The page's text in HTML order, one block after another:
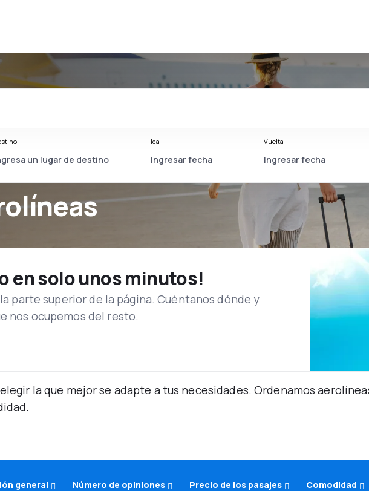
Ida Vuelta
en solo unos minutos!
parte superior de la página. Cuéntanos dónde y
nos ocupemos del resto.
la que mejor se adapte a tus necesidades. Ordenamos
general Número de opiniones Precio de los pasajes Comodidad